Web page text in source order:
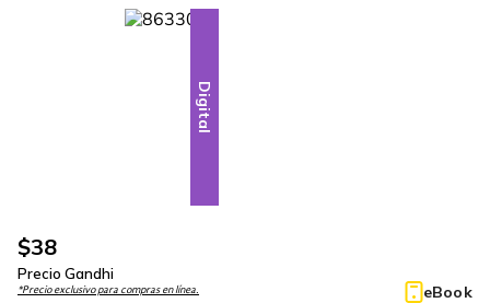
Digital
$38
Precio Gandhi
*Precio exclusivo para compras en línea. eBook